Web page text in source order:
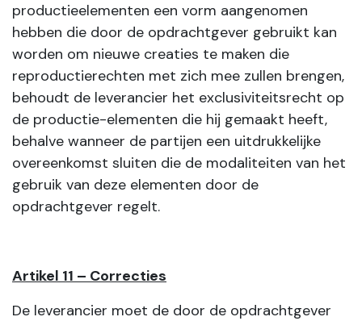
productieelementen een vorm aangenomen
hebben die door de opdrachtgever gebruikt kan
worden om nieuwe creaties te maken die
reproductierechten met zich mee zullen brengen,
behoudt de leverancier het exclusiviteitsrecht op
de productie-elementen die hij gemaakt heeft,
behalve wanneer de partijen een uitdrukkelijke
overeenkomst sluiten die de modaliteiten van het
gebruik van deze elementen door de
opdrachtgever regelt.
Artikel 11 – Correcties
De leverancier moet de door de opdrachtgever